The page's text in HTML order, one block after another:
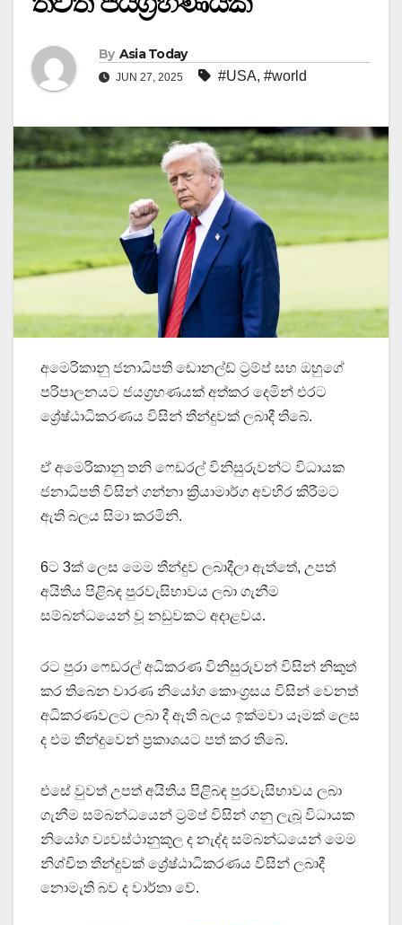
By Asia Today
JUN 27, 2025 #USA, #world
අමෙරිකානු ජනාධිපති ඩොනල්ඩ් ට්‍රම්ප් සහ ඔහුගේ
පරිපාලනයට ජයග්‍රහණයක් අත්කර දෙමින් එරට
ශ්‍රේෂ්ඨාධිකරණය විසින් තීන්දුවක් ලබාදී තිබේ.
ඒ අමෙරිකානු තනි ෆෙඩරල් විනිසුරුවන්ට විධායක
ජනාධිපති විසින් ගන්නා ක්‍රියාමාර්ග අවහිර කිරීමට
ඇති බලය සිමා කරමිනි.
6ට 3ක් ලෙස මෙම තීන්දුව ලබාදීලා ඇත්තේ, උපත්
අයිතිය පිළිබඳ පුරවැසිභාවය ලබා ගැනීම
සම්බන්ධයෙන් වූ නඩුවකට අදාළවය.
රට පුරා ෆෙඩරල් අධිකරණ විනිසුරුවන් විසින් නිකුත්
කර තිබෙන වාරණ නියෝග කොංග්‍රසය විසින් වෙනත්
අධිකරණවලට ලබා දී ඇති බලය ඉක්මවා යෑමක් ලෙස
ද එම තීන්දුවෙන් ප්‍රකාශයට පත් කර තිබේ.
එසේ වුවත් උපත් අයිතිය පිළිබඳ පුරවැසිභාවය ලබා
ගැනීම සම්බන්ධයෙන් ට්‍රම්ප් විසින් ගනු ලැබූ විධායක
නියෝග ව්‍යවස්ථානුකූල ද නැද්ද සම්බන්ධයෙන් මෙම
නිශ්චිත තීන්දුවක් ශ්‍රේෂ්ඨාධිකරණය විසින් ලබාදී
නොමැති බව ද වාර්තා වේ.